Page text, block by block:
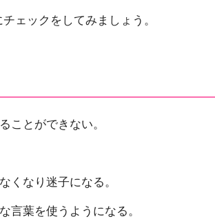
ェックをしてみましょう。
ことができない。
くなり迷子になる。
言葉を使うようになる。